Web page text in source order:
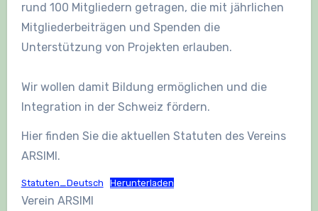
rund 100 Mitgliedern getragen, die mit jährlichen
Mitgliederbeiträgen und Spenden die
Unterstützung von Projekten erlauben.
Wir wollen damit Bildung ermöglichen und die
Integration in der Schweiz fördern.
Hier finden Sie die aktuellen Statuten des Vereins
ARSIMI.
Statuten_Deutsch Herunterladen
Verein ARSIMI